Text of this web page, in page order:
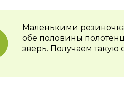
Маленькими
обе половины
зверь. Получаем